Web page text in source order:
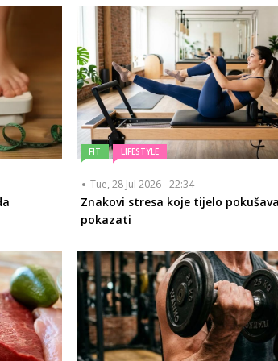
FIT LIFESTYLE
Tue, 28 Jul 2026 - 22:34
Znakovi stresa koje tijelo pokušava
pokazati